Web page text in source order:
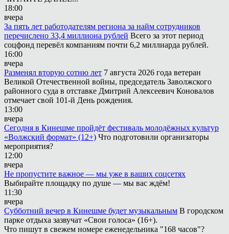
18:00
вчера
За пять лет работодателям региона за найм сотрудников
перечислено 33,4 миллиона рублей Всего за этот период
соцфонд перевёл компаниям почти 6,2 миллиарда рублей.
16:00
вчера
Разменял вторую сотню лет 7 августа 2026 года ветеран
Великой Отечественной войны, председатель Заволжского
районного суда в отставке Дмитрий Алексеевич Коновалов
отмечает свой 101-й День рождения.
13:00
вчера
Сегодня в Кинешме пройдёт фестиваль молодёжных культур
«Волжский формат» (12+) Что подготовили организаторы
мероприятия?
12:00
вчера
Не пропустите важное — мы уже в ваших соцсетях
Выбирайте площадку по душе — мы вас ждём!
11:30
вчера
Субботний вечер в Кинешме будет музыкальным В городском
парке отдыха зазвучат «Свои голоса» (16+).
Что пишут в свежем номере еженедельника "168 часов"?